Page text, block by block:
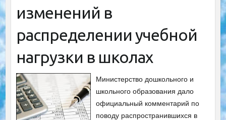
изменений в
распределении учебной
нагрузки в школах
Министерство дошкольного и
школьного образования дало
официальный комментарий по
поводу распространившихся в